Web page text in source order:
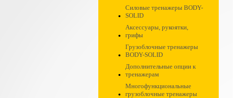
Силовые тренажеры BODY-
SOLID
Аксессуары, рукоятки,
грифы
Грузоблочные тренажеры
BODY-SOLID
Дополнительные опции к
тренажерам
Многофункциональные
грузоблочные тренажеры